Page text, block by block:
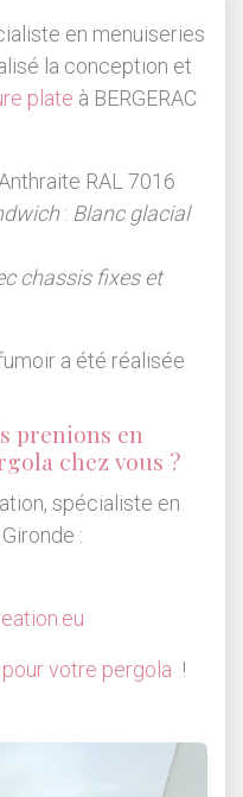
en menuiseries
la conception et
plate à BERGERAC
RAL 7016
: Blanc glacial
chassis fixes et
a été réalisée
prenions en
chez vous ?
spécialiste en
:
votre pergola !